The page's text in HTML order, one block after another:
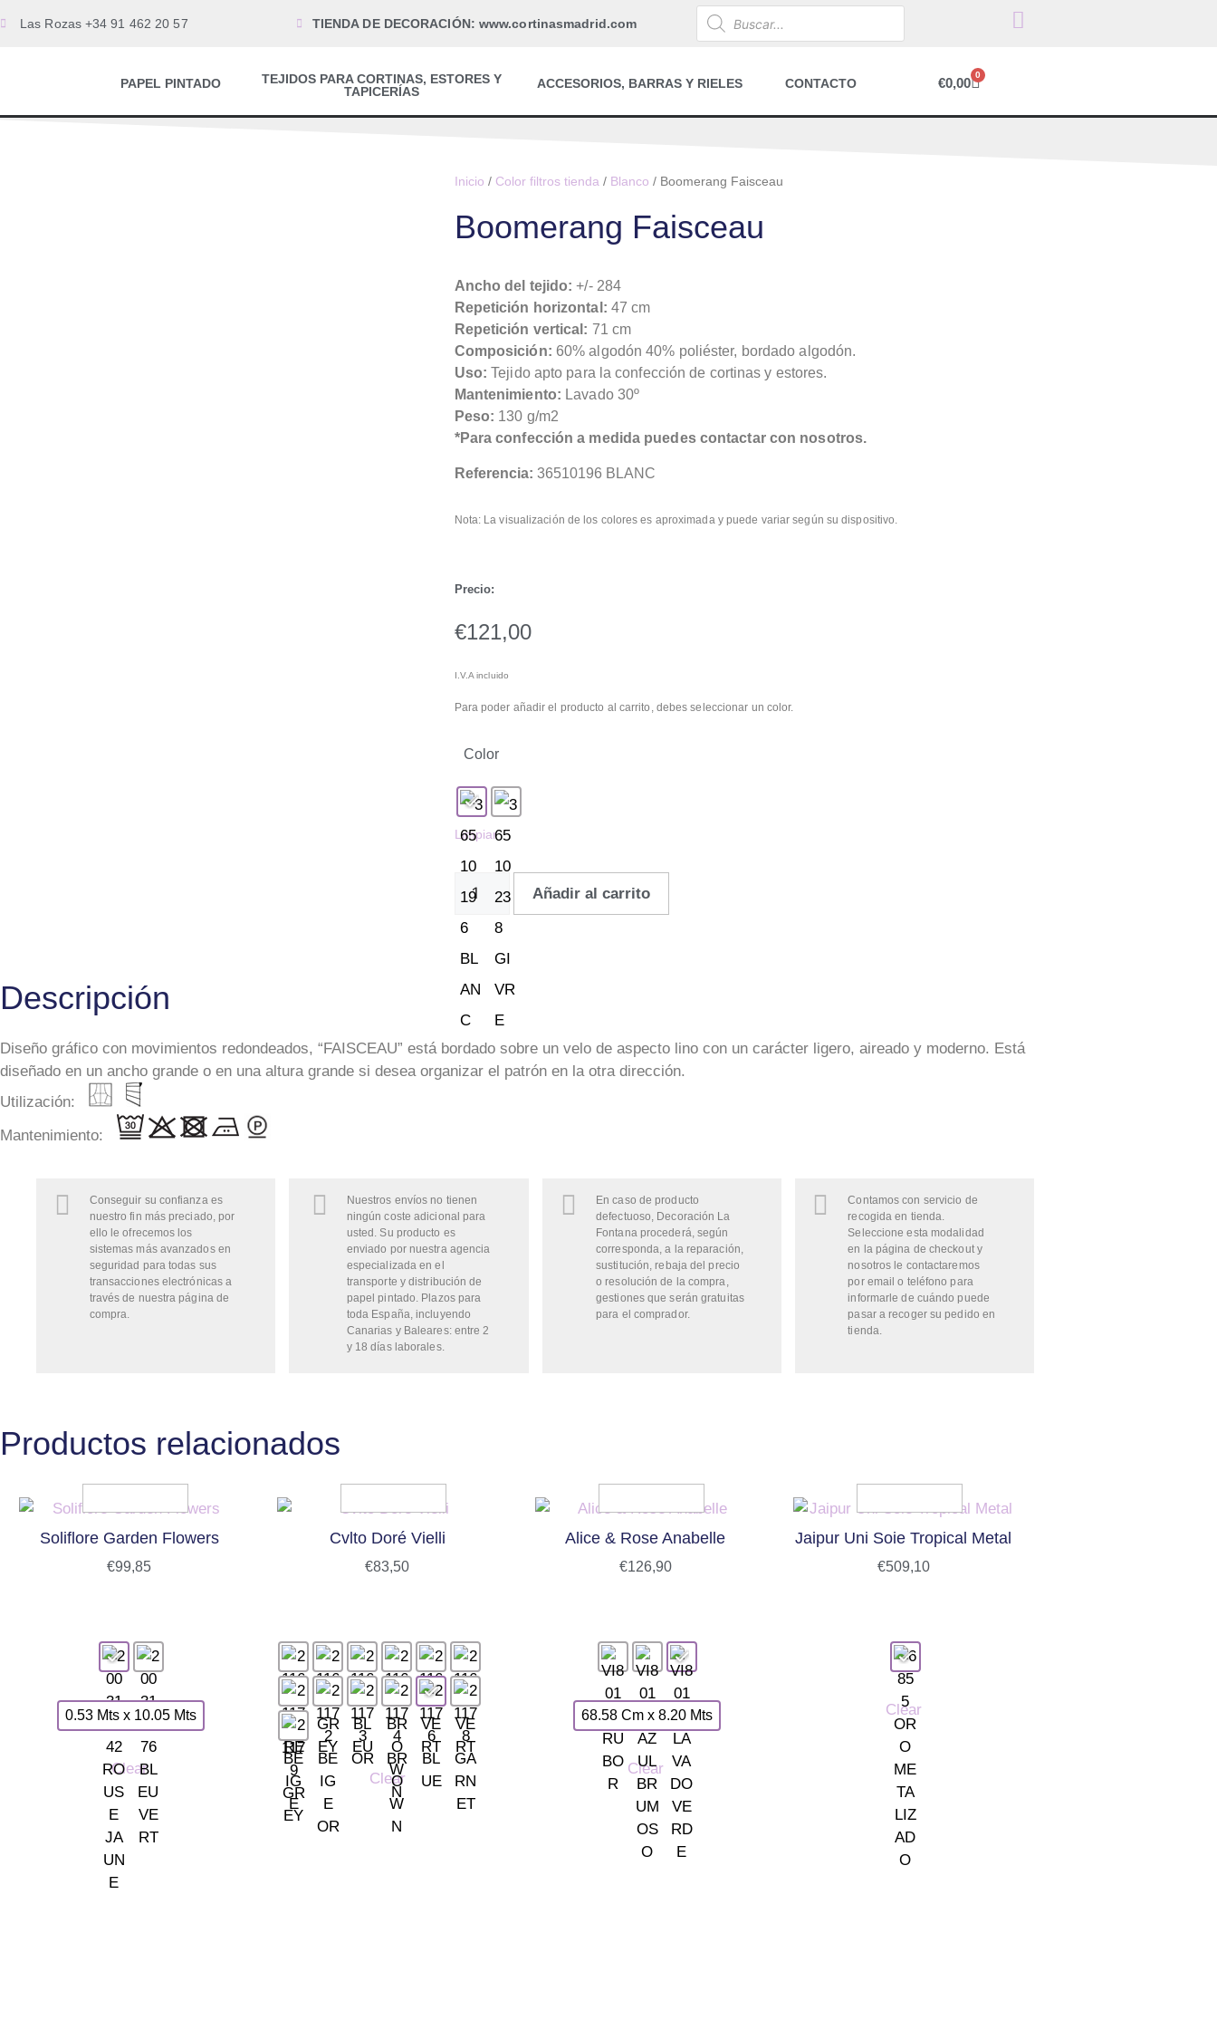
Las Rozas +34 91 462 20 57 TIENDA DE DECORACIÓN: www.cortinasmadrid.com
PAPEL PINTADO
TEJIDOS PARA CORTINAS, ESTORES Y
TAPICERÍAS
ACCESORIOS, BARRAS Y RIELES CONTACTO €0,00 0
Inicio / Color filtros tienda / Blanco / Boomerang Faisceau
Boomerang Faisceau
Ancho del tejido: +/- 284
Repetición horizontal: 47 cm
Repetición vertical: 71 cm
Composición: 60% algodón 40% poliéster, bordado algodón.
Uso: Tejido apto para la confección de cortinas y estores.
Mantenimiento: Lavado 30º
Peso: 130 g/m2
*Para confección a medida puedes contactar con nosotros.
Referencia: 36510196 BLANC
Nota: La visualización de los colores es aproximada y puede variar según su dispositivo.
Precio:
€121,00
I.V.A incluido
Para poder añadir el producto al carrito, debes seleccionar un color.
Color
Limpiar
Añadir al carrito
Descripción
Diseño gráfico con movimientos redondeados, “FAISCEAU” está bordado sobre un velo de aspecto lino con un carácter ligero, aireado y moderno. Está
diseñado en un ancho grande o en una altura grande si desea organizar el patrón en la otra dirección.
Utilización:
Mantenimiento:
Conseguir su confianza es
nuestro fin más preciado, por
ello le ofrecemos los
sistemas más avanzados en
seguridad para todas sus
transacciones electrónicas a
través de nuestra página de
compra.
Nuestros envíos no tienen
ningún coste adicional para
usted. Su producto es
enviado por nuestra agencia
especializada en el
transporte y distribución de
papel pintado. Plazos para
toda España, incluyendo
Canarias y Baleares: entre 2
y 18 días laborales.
En caso de producto
defectuoso, Decoración La
Fontana procederá, según
corresponda, a la reparación,
sustitución, rebaja del precio
o resolución de la compra,
gestiones que serán gratuitas
para el comprador.
Contamos con servicio de
recogida en tienda.
Seleccione esta modalidad
en la página de checkout y
nosotros le contactaremos
por email o teléfono para
informarle de cuándo puede
pasar a recoger su pedido en
tienda.
Productos relacionados
Soliflore Garden Flowers
€99,85
0.53 Mts x 10.05 Mts
Clear
Cvlto Doré Vielli
€83,50
Clear
Alice & Rose Anabelle
€126,90
68.58 Cm x 8.20 Mts
Clear
Jaipur Uni Soie Tropical Metal
€509,10
Clear